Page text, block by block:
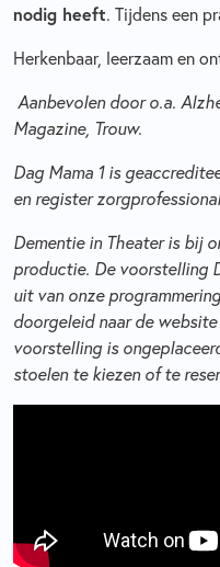
nodig heeft. Tijdens een
Herkenbaar, leerzaam en
Aanbevolen door o.a.
Magazine, Trouw.
Dag Mama 1 is
en register
Dementie in Theater is bij
productie. De voorstelling
uit van onze
doorgeleid naar de
voorstelling is
stoelen te kiezen of te